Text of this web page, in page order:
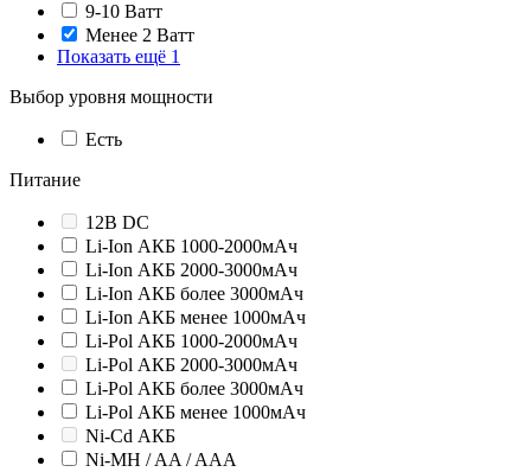
9-10 Ватт
Менее 2 Ватт
Показать ещё 1
Выбор уровня мощности
Есть
Питание
12В DC
Li-Ion АКБ 1000-2000мАч
Li-Ion АКБ 2000-3000мАч
Li-Ion АКБ более 3000мАч
Li-Ion АКБ менее 1000мАч
Li-Pol АКБ 1000-2000мАч
Li-Pol АКБ 2000-3000мАч
Li-Pol АКБ более 3000мАч
Li-Pol АКБ менее 1000мАч
Ni-Cd АКБ
Ni-MH / AA / AAA